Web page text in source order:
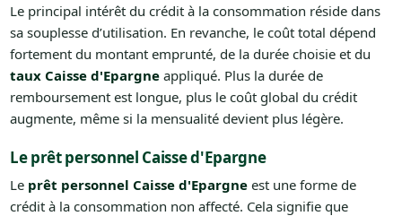
Le principal intérêt du crédit à la consommation réside dans
sa souplesse d’utilisation. En revanche, le coût total dépend
fortement du montant emprunté, de la durée choisie et du
taux Caisse d'Epargneappliqué. Plus la durée de
remboursement est longue, plus le coût global du crédit
augmente, même si la mensualité devient plus légère.
Le prêt personnel Caisse d'Epargne
Le prêt personnel Caisse d'Epargneest une forme de
crédit à la consommation non affecté. Cela signifie que